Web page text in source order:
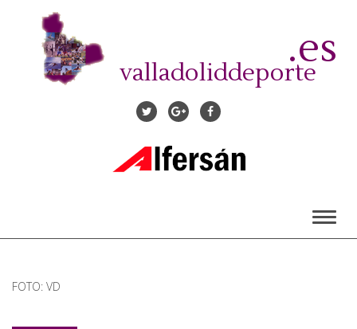
contenido
valladoliddeporte
.es
FOTO: VD